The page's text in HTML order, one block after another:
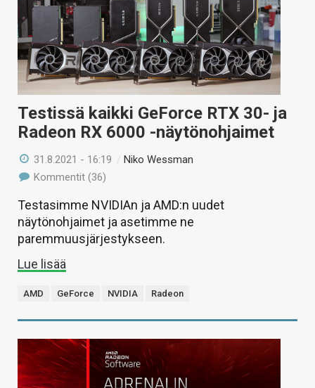
Testissä kaikki GeForce RTX 30- ja
Radeon RX 6000 -näytönohjaimet
31.8.2021 - 16:19 /Niko Wessman
Kommentit (36)
Testasimme NVIDIAn ja AMD:n uudet
näytönohjaimet ja asetimme ne
paremmuusjärjestykseen.
Lue lisää
AMD GeForce NVIDIA Radeon